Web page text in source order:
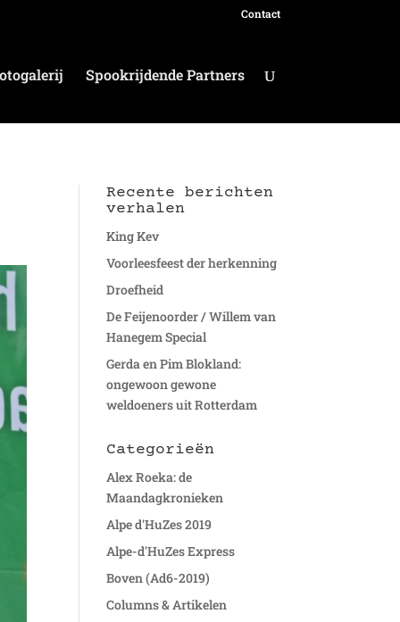
Contact
Spookrijdende Partners
Recente berichten
verhalen
King Kev
Voorleesfeest der herkenning
Droefheid
De Feijenoorder / Willem van
Hanegem Special
Gerda en Pim Blokland:
ongewoon gewone
weldoeners uit Rotterdam
Categorieën
Alex Roeka: de
Maandagkronieken
Alpe d'HuZes 2019
Alpe-d'HuZes Express
Boven (Ad6-2019)
Columns & Artikelen